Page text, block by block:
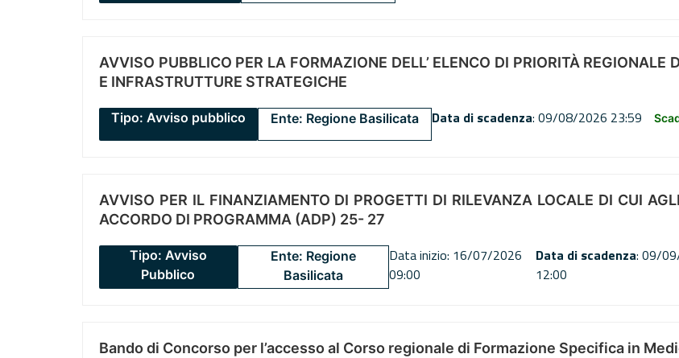
AVVISO PUBBLICO PER LA FORMAZIONE DELL’ ELENCO DI PRIORITÀ
E INFRASTRUTTURE STRATEGICHE
Tipo: Avviso pubblico Ente: Regione Basilicata Data di scadenza: 09/08/2026 23:59
AVVISO PER IL FINANZIAMENTO DI PROGETTI DI RILEVANZA LOCALE DI CUI
ACCORDO DI PROGRAMMA (ADP) 25- 27
Tipo: Avviso
Pubblico
Ente: Regione
Basilicata
Data inizio: 16/07/2026
09:00
Data di scadenza: 09/
12:00
Bando di Concorso per l’accesso al Corso regionale di Formazione Specifica in